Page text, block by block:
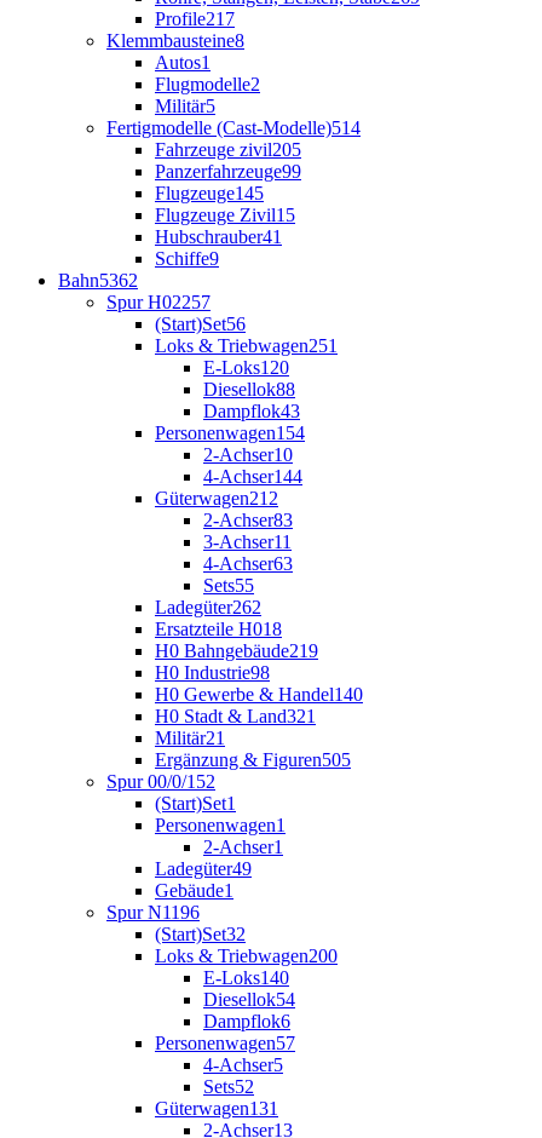
Profile217
Klemmbausteine8
Autos1
Flugmodelle2
Militär5
Fertigmodelle (Cast-Modelle)514
Fahrzeuge zivil205
Panzerfahrzeuge99
Flugzeuge145
Flugzeuge Zivil15
Hubschrauber41
Schiffe9
Bahn5362
Spur H02257
(Start)Set56
Loks & Triebwagen251
E-Loks120
Diesellok88
Dampflok43
Personenwagen154
2-Achser10
4-Achser144
Güterwagen212
2-Achser83
3-Achser11
4-Achser63
Sets55
Ladegüter262
Ersatzteile H018
H0 Bahngebäude219
H0 Industrie98
H0 Gewerbe & Handel140
H0 Stadt & Land321
Militär21
Ergänzung & Figuren505
Spur 00/0/1 52
(Start)Set1
Personenwagen1
2-Achser1
Ladegüter49
Gebäude1
Spur N1196
(Start)Set32
Loks & Triebwagen200
E-Loks140
Diesellok54
Dampflok6
Personenwagen57
4-Achser5
Sets52
Güterwagen131
2-Achser13